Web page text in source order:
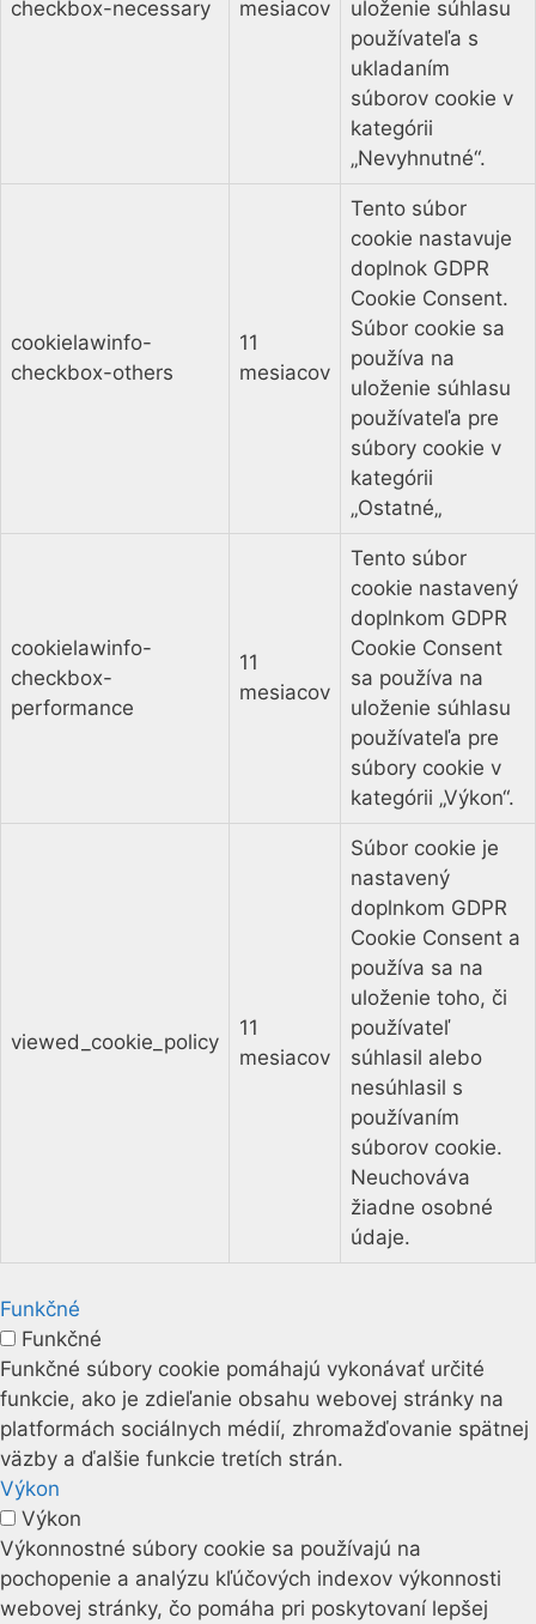
checkbox-necessary
mesiacov
uloženie súhlasu
používateľa s
ukladaním
súborov cookie v
kategórii
„Nevyhnutné“.
cookielawinfo-
checkbox-others
11
mesiacov
Tento súbor
cookie nastavuje
doplnok GDPR
Cookie Consent.
Súbor cookie sa
používa na
uloženie súhlasu
používateľa pre
súbory cookie v
kategórii
„Ostatné„
cookielawinfo-
checkbox-
performance
11
mesiacov
Tento súbor
cookie nastavený
doplnkom GDPR
Cookie Consent
sa používa na
uloženie súhlasu
používateľa pre
súbory cookie v
kategórii „Výkon“.
viewed_cookie_policy
11
mesiacov
Súbor cookie je
nastavený
doplnkom GDPR
Cookie Consent a
používa sa na
uloženie toho, či
používateľ
súhlasil alebo
nesúhlasil s
používaním
súborov cookie.
Neuchováva
žiadne osobné
údaje.
Funkčné
Funkčné
Funkčné súbory cookie pomáhajú vykonávať určité
funkcie, ako je zdieľanie obsahu webovej stránky na
platformách sociálnych médií, zhromažďovanie spätnej
väzby a ďalšie funkcie tretích strán.
Výkon
Výkon
Výkonnostné súbory cookie sa používajú na
pochopenie a analýzu kľúčových indexov výkonnosti
webovej stránky, čo pomáha pri poskytovaní lepšej